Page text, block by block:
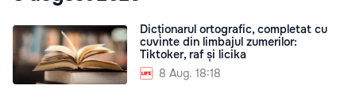
Dicționarul ortografic, completat cu
cuvinte din limbajul zumerilor:
Tiktoker, raf și licika
8 Aug. 18:18